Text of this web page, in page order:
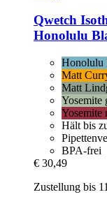
Qwetch
Honolulu
Honolulu
Matt
Matt
Yosemite
Yosemite
Hält bis
BPA-frei
€ 30,49
Zustellung bis